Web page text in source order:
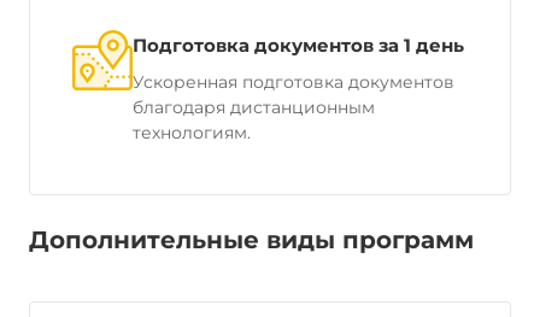
Подготовка документов за 1 день
Ускоренная подготовка документов
благодаря дистанционным
технологиям.
Дополнительные виды программ